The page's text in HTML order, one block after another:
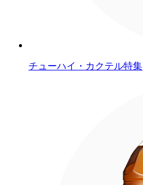
チューハイ・カクテル特集